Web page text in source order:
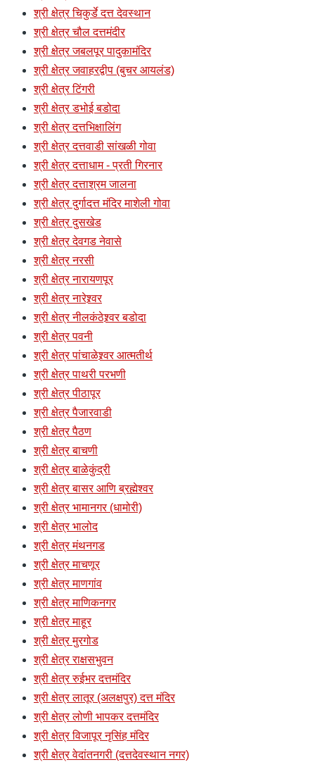
श्री क्षेत्र चिकुर्डे दत्त देवस्थान
श्री क्षेत्र चौल दत्तमंदीर
श्री क्षेत्र जबलपूर पादुकामंदिर
श्री क्षेत्र जवाहरद्वीप (बुचर आयलंड)
श्री क्षेत्र टिंगरी
श्री क्षेत्र डभोई बडोदा
श्री क्षेत्र दत्तभिक्षालिंग
श्री क्षेत्र दत्तवाडी सांखळी गोवा
श्री क्षेत्र दत्ताधाम - प्रती गिरनार
श्री क्षेत्र दत्ताश्रम जालना
श्री क्षेत्र दुर्गादत्त मंदिर माशेली गोवा
श्री क्षेत्र दुसखेड
श्री क्षेत्र देवगड नेवासे
श्री क्षेत्र नरसी
श्री क्षेत्र नारायणपूर
श्री क्षेत्र नारेश्र्वर
श्री क्षेत्र नीलकंठेश्र्वर बडोदा
श्री क्षेत्र पवनी
श्री क्षेत्र पांचाळेश्र्वर आत्मतीर्थ
श्री क्षेत्र पाथरी परभणी
श्री क्षेत्र पीठापूर
श्री क्षेत्र पैजारवाडी
श्री क्षेत्र पैठण
श्री क्षेत्र बाचणी
श्री क्षेत्र बाळेकुंद्री
श्री क्षेत्र बासर आणि ब्रह्मेश्वर
श्री क्षेत्र भामानगर (धामोरी)
श्री क्षेत्र भालोद
श्री क्षेत्र मंथनगड
श्री क्षेत्र माचणूर
श्री क्षेत्र माणगांव
श्री क्षेत्र माणिकनगर
श्री क्षेत्र माहूर
श्री क्षेत्र मुरगोड
श्री क्षेत्र राक्षसभुवन
श्री क्षेत्र रुईभर दत्तमंदिर
श्री क्षेत्र लातूर (अलक्षपुर) दत्त मंदिर
श्री क्षेत्र लोणी भापकर दत्तमंदिर
श्री क्षेत्र विजापूर नृसिंह मंदिर
श्री क्षेत्र वेदांतनगरी (दत्तदेवस्थान नगर)